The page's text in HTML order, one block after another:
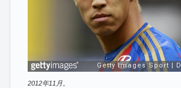
2012年11月。